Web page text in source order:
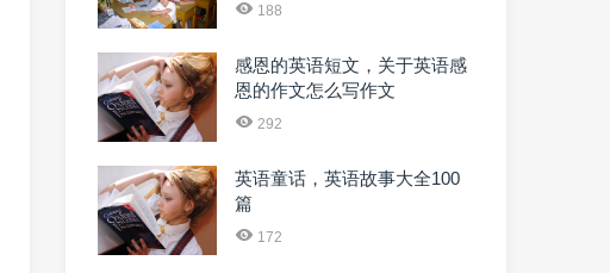
188
感恩的英语短文，关于英语感
恩的作文怎么写作文
292
英语童话，英语故事大全100
篇
172